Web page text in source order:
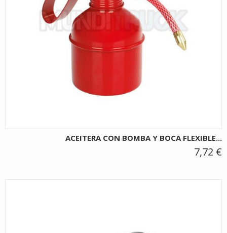
ACEITERA CON BOMBA Y BOCA FLEXIBLE...
7,72 €